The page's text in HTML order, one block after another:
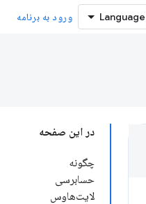
ورود به برنامه
در این صفحه
چگونه
حسابرسی
لایت‌هاوس